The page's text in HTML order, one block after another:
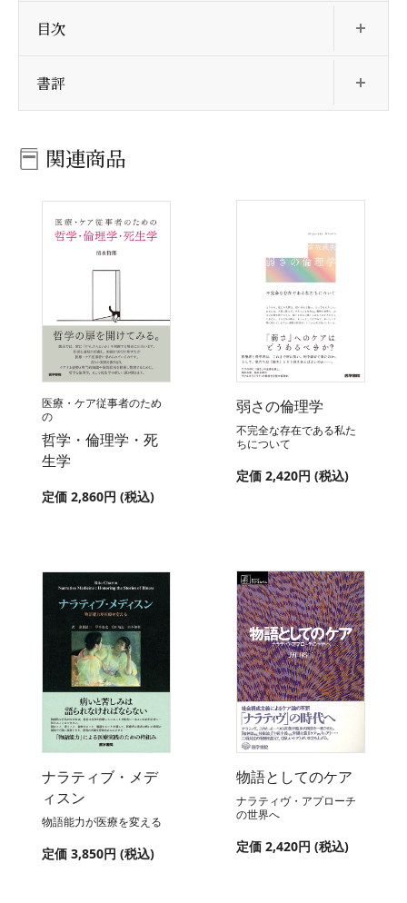
目次
書評
関連商品
医療・ケア従事者のため
の
哲学・倫理学・死
生学
定価 2,860円 (税込)
弱さの倫理学
不完全な存在である私た
ちについて
定価 2,420円 (税込)
ナラティブ・メデ
ィスン
物語能力が医療を変える
定価 3,850円 (税込)
物語としてのケア
ナラティヴ・アプローチ
の世界へ
定価 2,420円 (税込)